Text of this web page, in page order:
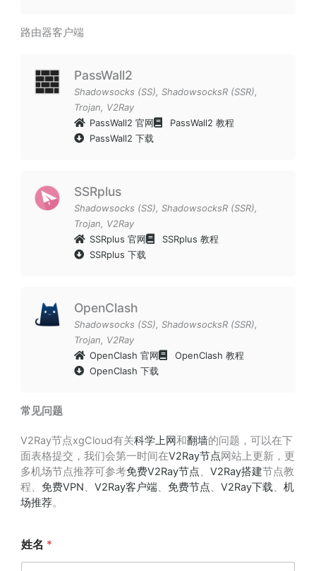
路由器客户端
PassWall2
Shadowsocks (SS), ShadowsocksR (SSR),
Trojan, V2Ray
PassWall2 官网
PassWall2 教程
PassWall2 下载
SSRplus
Shadowsocks (SS), ShadowsocksR (SSR),
Trojan, V2Ray
SSRplus 官网
SSRplus 教程
SSRplus 下载
OpenClash
Shadowsocks (SS), ShadowsocksR (SSR),
Trojan, V2Ray
OpenClash 官网
OpenClash 教程
OpenClash 下载
常见问题
V2Ray节点xgCloud有关科学上网和翻墙的问题，可以在下
面表格提交，我们会第一时间在V2Ray节点网站上更新，更
多机场节点推荐可参考免费V2Ray节点、V2Ray搭建节点教
程、免费VPN、V2Ray客户端、免费节点、V2Ray下载、机
场推荐。
姓名 *